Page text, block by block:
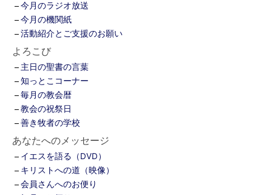
今月のラジオ放送
今月の機関紙
活動紹介とご支援のお願い
よろこび
主日の聖書の言葉
知っとこコーナー
毎月の教会暦
教会の祝祭日
善き牧者の学校
あなたへのメッセージ
イエスを語る（DVD）
キリストへの道（映像）
会員さんへのお便り